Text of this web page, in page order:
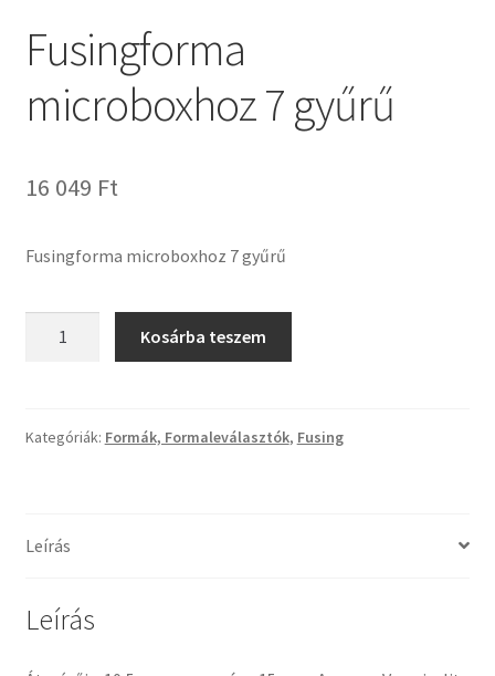
Üvegvágás
Fiókom
Hírek
Képkeretezés
Pénztár
Termékek
Uvegek
Fusingforma
microboxhoz 7 gyűrű
16 049 Ft
Fusingforma microboxhoz 7 gyűrű
mennyiség
Kosárba teszem
Kategóriák: Formák, Formaleválasztók, Fusing
Leírás
Leírás